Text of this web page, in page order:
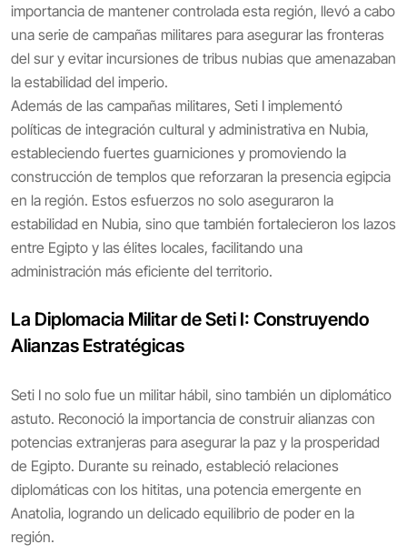
importancia de mantener controlada esta región, llevó a cabo
una serie de campañas militares para asegurar las fronteras
del sur y evitar incursiones de tribus nubias que amenazaban
la estabilidad del imperio.
Además de las campañas militares, Seti I implementó
políticas de integración cultural y administrativa en Nubia,
estableciendo fuertes guarniciones y promoviendo la
construcción de templos que reforzaran la presencia egipcia
en la región. Estos esfuerzos no solo aseguraron la
estabilidad en Nubia, sino que también fortalecieron los lazos
entre Egipto y las élites locales, facilitando una
administración más eficiente del territorio.
La Diplomacia Militar de Seti I: Construyendo
Alianzas Estratégicas
Seti I no solo fue un militar hábil, sino también un diplomático
astuto. Reconoció la importancia de construir alianzas con
potencias extranjeras para asegurar la paz y la prosperidad
de Egipto. Durante su reinado, estableció relaciones
diplomáticas con los hititas, una potencia emergente en
Anatolia, logrando un delicado equilibrio de poder en la
región.